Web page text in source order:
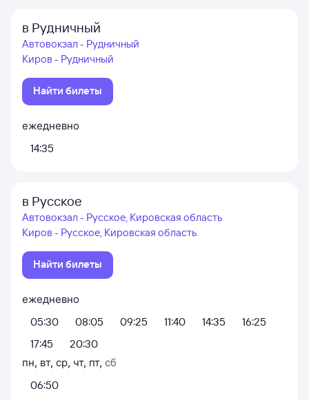
в Рудничный
Автовокзал - Рудничный
Киров - Рудничный
Найти билеты
ежедневно
14:35
в Русское
Автовокзал - Русское, Кировская область
Киров - Русское, Кировская область
Найти билеты
ежедневно
05:30
08:05 09:25 11:40 14:35
16:25
17:45
20:30
пн, вт, ср, чт, пт, сб
06:50